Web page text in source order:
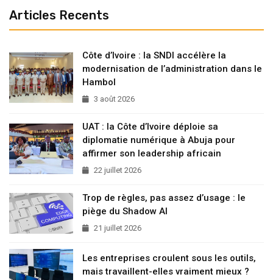
Articles Recents
Côte d’Ivoire : la SNDI accélère la
modernisation de l’administration dans le
Hambol
3 août 2026
UAT : la Côte d’Ivoire déploie sa
diplomatie numérique à Abuja pour
affirmer son leadership africain
22 juillet 2026
Trop de règles, pas assez d’usage : le
piège du Shadow AI
21 juillet 2026
Les entreprises croulent sous les outils,
mais travaillent-elles vraiment mieux ?